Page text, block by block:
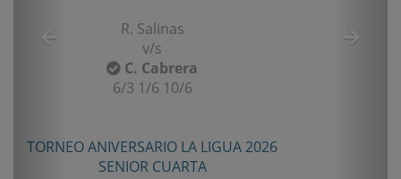
R. Salinas
v/s
C. Cabrera
6/3 1/6 10/6
TORNEO ANIVERSARIO LA LIGUA 2026
SENIOR CUARTA